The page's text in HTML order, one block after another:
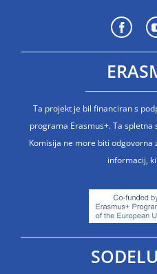
Ta projekt je bil financiran s
programa Erasmus+. Ta
Komisija ne more biti
informacij,